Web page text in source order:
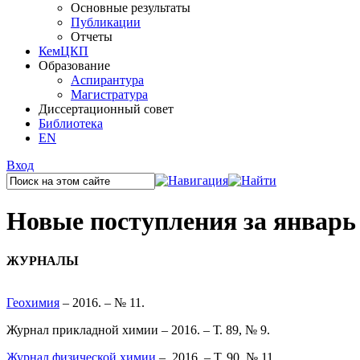
Основные результаты
Публикации
Отчеты
КемЦКП
Образование
Аспирантура
Магистратура
Диссертационный совет
Библиотека
EN
Вход
Новые поступления за январь
ЖУРНАЛЫ
Геохимия – 2016. – № 11.
Журнал прикладной химии – 2016. – Т. 89, № 9.
Журнал физической химии – 2016. – Т. 90, № 11.